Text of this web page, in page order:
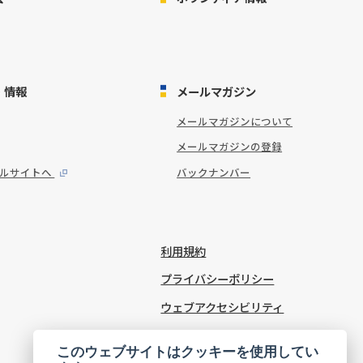
情報
サイトへ
メールマガジン
メールマガジンについて
メールマガジンの登録
バックナンバー
利用規約
プライバシーポリシー
ウェブアクセシビリティ
Cookie Settings
このウェブサイトはクッキーを使用してい